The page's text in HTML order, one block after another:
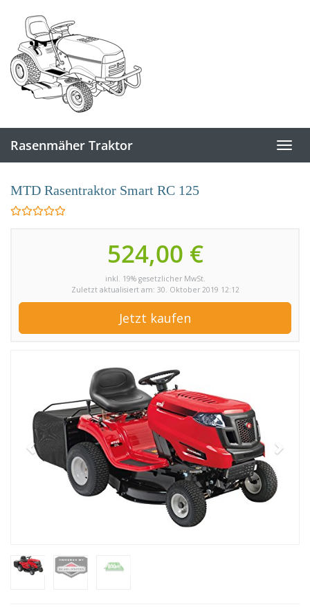
Rasenmäher Traktor
MTD Rasentraktor Smart RC 125
524,00 €
inkl. 19% gesetzlicher MwSt.
Zuletzt aktualisiert am: 30. Oktober 2019 12:12
Jetzt kaufen